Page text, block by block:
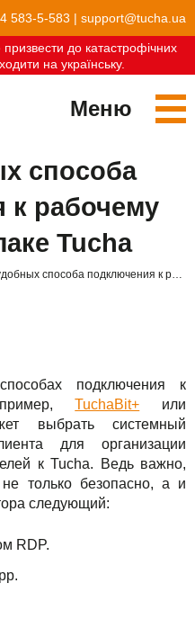
583-5-583 | support@tucha.ua
до катастрофічних
на українську.
Меню
способа
к рабочему
Tucha
способа подключения к рабочему столу в облаке Tucha
подключения к
TuchaBit+ или
выбрать системный
для организации
к Tucha. Ведь важно,
только безопасно, а и
следующий:
RDP.